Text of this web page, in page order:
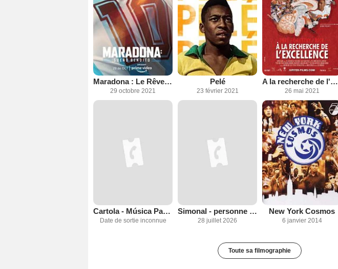
Maradona : Le Rêve Béni
29 octobre 2021
Pelé
23 février 2021
A la recherche de l'excellence
26 mai 2021
Cartola - Música Para os Olhos
Date de sortie inconnue
Simonal - personne ne sait le mal que j'ai eu
28 juillet 2026
New York Cosmos
6 janvier 2014
Toute sa filmographie